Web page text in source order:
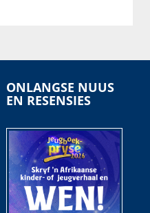
ONLANGSE NUUS
EN RESENSIES